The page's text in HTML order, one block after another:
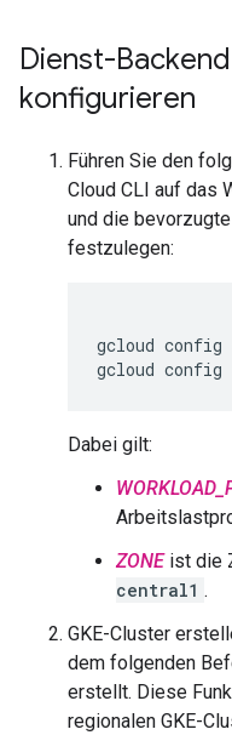
Dienst-
konfigurieren
Führen Sie den
Cloud CLI auf das
und die
festzulegen:
gcloud config
gcloud config
Dabei gilt:
ZONEist die
central1 .
GKE-Cluster
dem folgenden
erstellt. Diese
regionalen GKE-